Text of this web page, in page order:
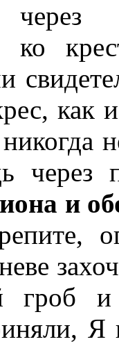
ко
как
через
и
гроб
Я